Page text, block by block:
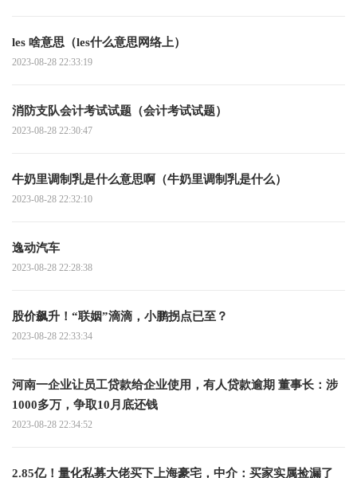
les 啥意思（les什么意思网络上）
2023-08-28 22:33:19
消防支队会计考试试题（会计考试试题）
2023-08-28 22:30:47
牛奶里调制乳是什么意思啊（牛奶里调制乳是什么）
2023-08-28 22:32:10
逸动汽车
2023-08-28 22:28:38
股价飙升！“联姻”滴滴，小鹏拐点已至？
2023-08-28 22:33:34
河南一企业让员工贷款给企业使用，有人贷款逾期 董事长：涉
1000多万，争取10月底还钱
2023-08-28 22:34:52
2.85亿！量化私募大佬买下上海豪宅，中介：买家实属捡漏了